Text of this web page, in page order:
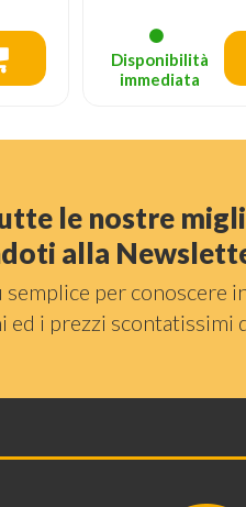
Disponibilità
immediata
le nostre
alla
semplice per conoscere
ed i prezzi scontatissimi